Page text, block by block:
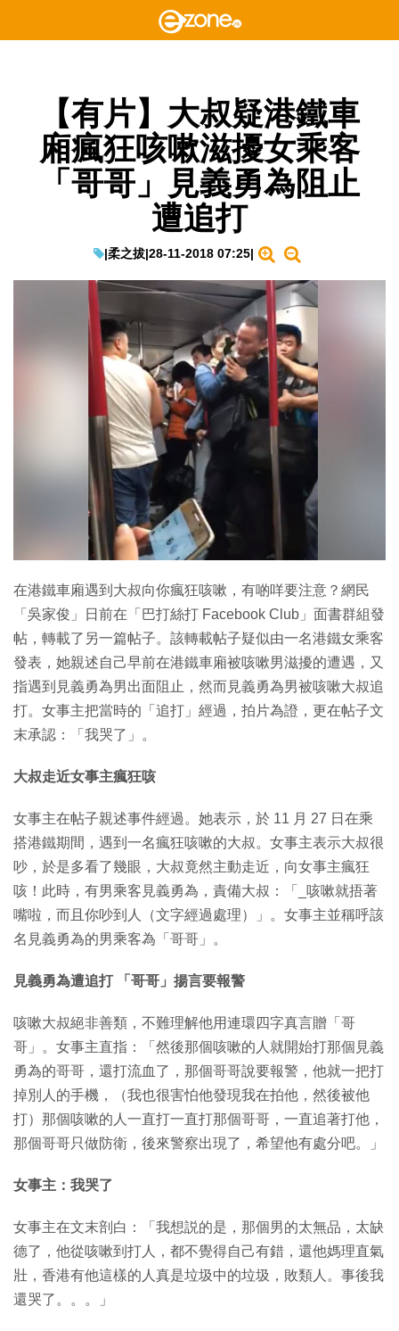
【有片】大叔疑港鐵車
廂瘋狂咳嗽滋擾女乘客
「哥哥」見義勇為阻止
遭追打
|柔之拔|28-11-2018 07:25|
在港鐵車廂遇到大叔向你瘋狂咳嗽，有啲咩要注意？網民
「吳家俊」日前在「巴打絲打 Facebook Club」面書群組發
帖，轉載了另一篇帖子。該轉載帖子疑似由一名港鐵女乘客
發表，她親述自己早前在港鐵車廂被咳嗽男滋擾的遭遇，又
指遇到見義勇為男出面阻止，然而見義勇為男被咳嗽大叔追
打。女事主把當時的「追打」經過，拍片為證，更在帖子文
末承認：「我哭了」。
大叔走近女事主瘋狂咳
女事主在帖子親述事件經過。她表示，於 11 月 27 日在乘
搭港鐵期間，遇到一名瘋狂咳嗽的大叔。女事主表示大叔很
吵，於是多看了幾眼，大叔竟然主動走近，向女事主瘋狂
咳！此時，有男乘客見義勇為，責備大叔：「_咳嗽就捂著
嘴啦，而且你吵到人（文字經過處理）」。女事主並稱呼該
名見義勇為的男乘客為「哥哥」。
見義勇為遭追打 「哥哥」揚言要報警
咳嗽大叔絕非善類，不難理解他用連環四字真言贈「哥
哥」。女事主直指：「然後那個咳嗽的人就開始打那個見義
勇為的哥哥，還打流血了，那個哥哥說要報警，他就一把打
掉別人的手機，（我也很害怕他發現我在拍他，然後被他
打）那個咳嗽的人一直打一直打那個哥哥，一直追著打他，
那個哥哥只做防衛，後來警察出現了，希望他有處分吧。」
女事主：我哭了
女事主在文末剖白：「我想説的是，那個男的太無品，太缺
德了，他從咳嗽到打人，都不覺得自己有錯，還他媽理直氣
壯，香港有他這樣的人真是垃圾中的垃圾，敗類人。事後我
還哭了。。。」